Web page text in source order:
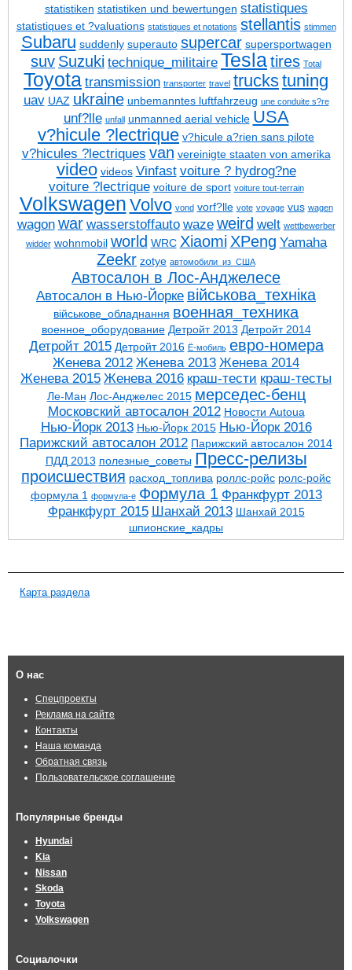
statistiken statistiken und bewertungen statistiques
statistiques et ?valuations statistiques et notations stellantis stimmen
Subaru suddenly superauto supercar supersportwagen
suv Suzuki technique_militaire Teslatires Total
Toyota transmission transporter travel truckstuning
uav UAZ ukraine unbemanntes luftfahrzeug une conduite s?re
unf?lle unfall unmanned aerial vehicle USA
v?hicule ?lectrique v?hicule a?rien sans pilote
v?hicules ?lectriques van vereinigte staaten von amerika
video videos Vinfast voiture ? hydrog?ne
voiture ?lectrique voiture de sport voiture tout-terrain
Volkswagen Volvo vond vorf?lle vote voyage vus wagen
wagon war wasserstoffauto waze weird welt wettbewerber
widder wohnmobil world WRC Xiaomi XPeng Yamaha
Zeekr zotye автомобили_из_США
Автосалон в Лос-Анджелесе
Автосалон в Нью-Йорке військова_техніка
військове_обладнання военная_техника
военное_оборудование Детройт 2013 Детройт 2014
Детройт 2015 Детройт 2016 Ё-мобиль евро-номера
Женева 2012 Женева 2013 Женева 2014
Женева 2015 Женева 2016 краш-тести краш-тесты
Ле-Ман Лос-Анджелес 2015 мерседес-бенц
Московский автосалон 2012 Новости Autoua
Нью-Йорк 2013 Нью-Йорк 2015 Нью-Йорк 2016
Парижский автосалон 2012 Парижский автосалон 2014
ПДД 2013 полезные_советы Пресс-релизы
проиcшествия расход_топлива роллс-ройс ролс-ройс
формула 1 формула-е Формула 1 Франкфурт 2013
Франкфурт 2015 Шанхай 2013 Шанхай 2015
шпионские_кадры
Карта раздела
О нас
Спецпроекты
Реклама на сайте
Контакты
Наша команда
Обратная связь
Пользовательское соглашение
Популярные бренды
Hyundai
Kia
Nissan
Skoda
Toyota
Volkswagen
Социалочки